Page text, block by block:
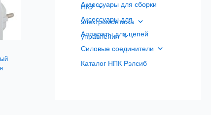
Аксессуары для сборки
НКУ
Аксессуары для
электромонтажа
Аппараты для цепей
управления
Силовые соединители
Каталог НПК Рэлсиб